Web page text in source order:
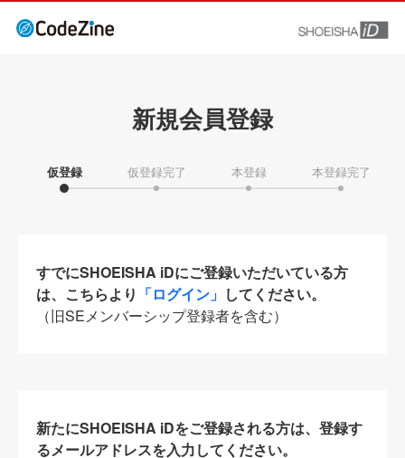
新規会員登録
仮登録 仮登録完了 本登録 本登録完了
すでにSHOEISHA iDにご登録いただいている方
は、こちらより 「ログイン」 してください。
（旧SEメンバーシップ登録者を含む）
新たにSHOEISHA iDをご登録される方は、登録す
るメールアドレスを入力してください。